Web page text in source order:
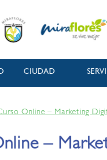
CIUDAD
Online – Marketing
–